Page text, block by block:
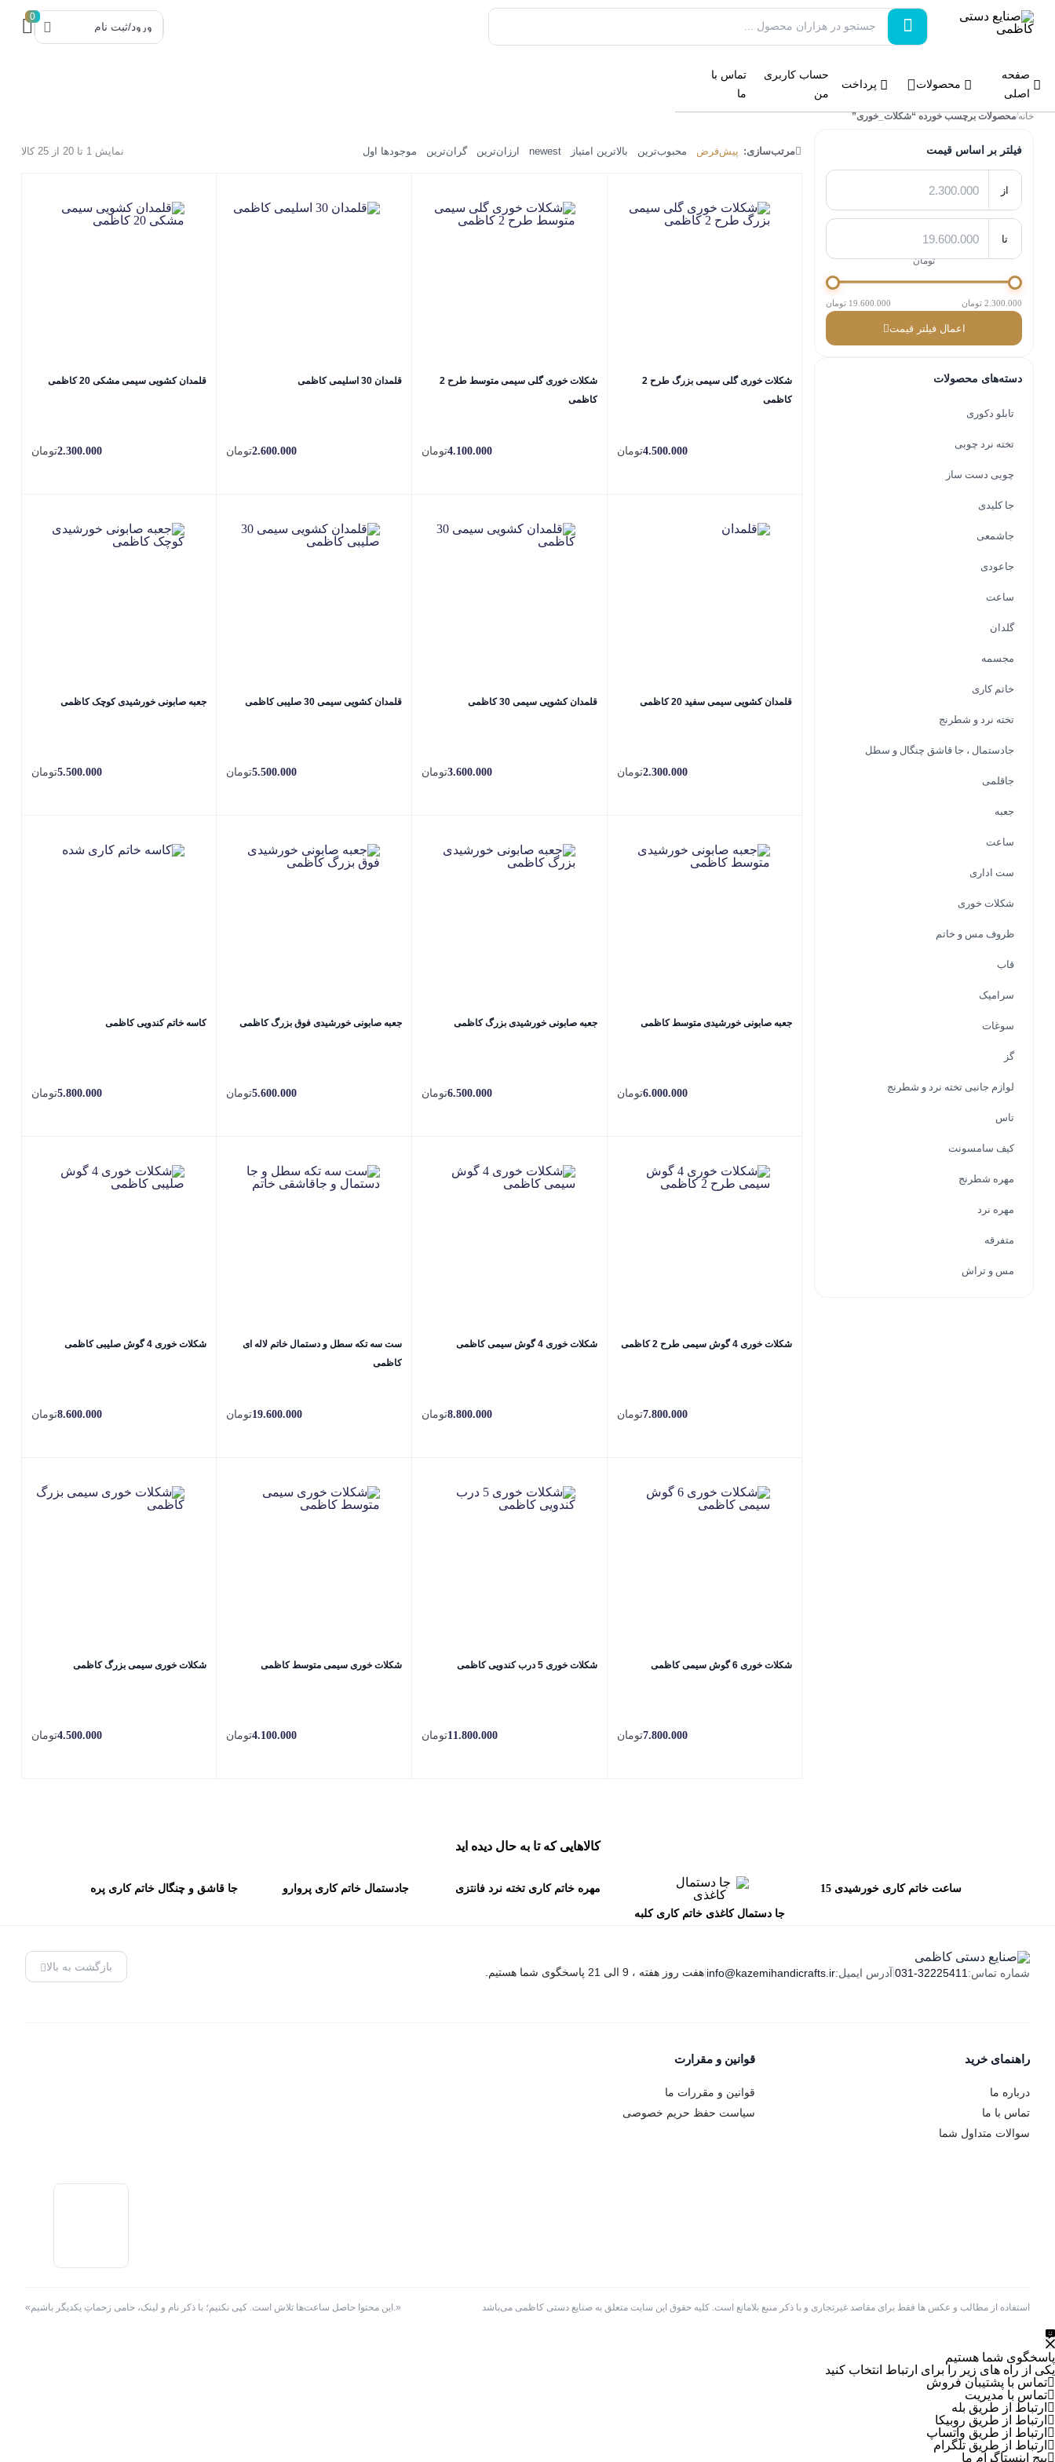
ورود/ثبت نام
0
صفحه
اصلی
محصولات پرداخت
حساب کاربری
من
تماس با
ما
خانه/محصولات برچسب خورده “شکلات_خوری”
فیلتر بر اساس قیمت
از
تا
تومان
2.300.000 تومان 19.600.000 تومان
اعمال فیلتر قیمت
دسته‌های محصولات
تابلو دکوری
تخته نرد چوبی
چوبی دست ساز
جا کلیدی
جاشمعی
جاعودی
ساعت
گلدان
مجسمه
خاتم کاری
تخته نرد و شطرنج
جادستمال ، جا قاشق چنگال و سطل
جاقلمی
جعبه
ساعت
ست اداری
شکلات خوری
ظروف مس و خاتم
قاب
سرامیک
سوغات
گز
لوازم جانبی تخته نرد و شطرنج
تاس
کیف سامسونت
مهره شطرنج
مهره نرد
متفرقه
مس و تراش
مرتب‌سازی: پیش‌فرض محبوب‌ترین بالاترین امتیاز newest ارزان‌ترین گران‌ترین موجودها اول نمایش 1 تا 20 از 25 کالا
شکلات خوری گلی سیمی بزرگ طرح 2
کاظمی
4.500.000تومان
شکلات خوری گلی سیمی متوسط طرح 2
کاظمی
4.100.000تومان
قلمدان 30 اسلیمی کاظمی
2.600.000تومان
قلمدان کشویی سیمی مشکی 20 کاظمی
2.300.000تومان
قلمدان کشویی سیمی سفید 20 کاظمی
2.300.000تومان
قلمدان کشویی سیمی 30 کاظمی
3.600.000تومان
قلمدان کشویی سیمی 30 صلیبی کاظمی
5.500.000تومان
جعبه صابونی خورشیدی کوچک کاظمی
5.500.000تومان
جعبه صابونی خورشیدی متوسط کاظمی
6.000.000تومان
جعبه صابونی خورشیدی بزرگ کاظمی
6.500.000تومان
جعبه صابونی خورشیدی فوق بزرگ کاظمی
5.600.000تومان
کاسه خاتم کندویی کاظمی
5.800.000تومان
شکلات خوری 4 گوش سیمی طرح 2 کاظمی
7.800.000تومان
شکلات خوری 4 گوش سیمی کاظمی
8.800.000تومان
ست سه تکه سطل و دستمال خاتم لاله ای
کاظمی
19.600.000تومان
شکلات خوری 4 گوش صلیبی کاظمی
8.600.000تومان
شکلات خوری 6 گوش سیمی کاظمی
7.800.000تومان
شکلات خوری 5 درب کندویی کاظمی
11.800.000تومان
شکلات خوری سیمی متوسط کاظمی
4.100.000تومان
شکلات خوری سیمی بزرگ کاظمی
4.500.000تومان
کالاهایی که تا به حال دیده اید
ساعت خاتم کاری خورشیدی 15
جا دستمال کاغذی خاتم کاری کلبه
مهره خاتم کاری تخته نرد فانتزی جادستمال خاتم کاری پروارو جا قاشق و چنگال خاتم کاری پره
شماره تماس: 031-32225411
|آدرس ایمیل:info@kazemihandicrafts.ir
|هفت روز هفته ، 9 الی 21 پاسخگوی شما هستیم. بازگشت به بالا
راهنمای خرید
درباره ما
تماس با ما
سوالات متداول شما
قوانین و مقرارت
قوانین و مقررات ما
سیاست حفظ حریم خصوصی
استفاده از مطالب و عکس ها فقط برای مقاصد غیرتجاری و با ذکر منبع بلامانع است. کلیه حقوق این سایت متعلق به صنایع دستی کاظمی می‌باشد «این محتوا حاصل ساعت‌ها تلاش است. کپی نکنیم؛ با ذکر نام و لینک، حامی زحماتِ یکدیگر باشیم.»
پاسخگوی شما هستیم
یکی از راه های زیر را برای ارتباط انتخاب کنید
تماس با پشتیبان فروش
تماس با مدیریت
ارتباط از طریق بله
ارتباط از طریق روبیکا
ارتباط از طریق واتساپ
ارتباط از طریق تلگرام
پیج اینستاگرام ما